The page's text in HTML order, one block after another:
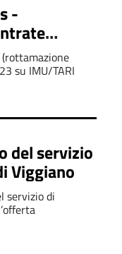
-
su IMU/TARI
del servizio
Viggiano
servizio di